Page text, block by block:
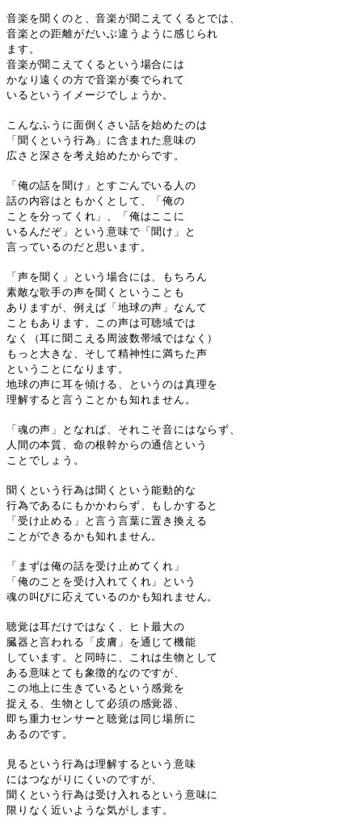
音楽を聞くのと、音楽が聞こえてくるとでは、
音楽との距離がだいぶ違うように感じられ
ます。
音楽が聞こえてくるという場合には
かなり遠くの方で音楽が奏でられて
いるというイメージでしょうか。
こんなふうに面倒くさい話を始めたのは
「聞くという行為」に含まれた意味の
広さと深さを考え始めたからです。
「俺の話を聞け」とすごんでいる人の
話の内容はともかくとして、「俺の
ことを分ってくれ」、「俺はここに
いるんだぞ」という意味で「聞け」と
言っているのだと思います。
「声を聞く」という場合には、もちろん
素敵な歌手の声を聞くということも
ありますが、例えば「地球の声」なんて
こともあります。この声は可聴域では
なく（耳に聞こえる周波数帯域ではなく）
もっと大きな、そして精神性に満ちた声
ということになります。
地球の声に耳を傾ける、というのは真理を
理解すると言うことかも知れません。
「魂の声」となれば、それこそ音にはならず、
人間の本質、命の根幹からの通信という
ことでしょう。
聞くという行為は聞くという能動的な
行為であるにもかかわらず、もしかすると
「受け止める」と言う言葉に置き換える
ことができるかも知れません。
「まずは俺の話を受け止めてくれ」
「俺のことを受け入れてくれ」という
魂の叫びに応えているのかも知れません。
聴覚は耳だけではなく、ヒト最大の
臓器と言われる「皮膚」を通じて機能
しています。と同時に、これは生物として
ある意味とても象徴的なのですが、
この地上に生きているという感覚を
捉える、生物として必須の感覚器、
即ち重力センサーと聴覚は同じ場所に
あるのです。
見るという行為は理解するという意味
にはつながりにくいのですが、
聞くという行為は受け入れるという意味に
限りなく近いような気がします。